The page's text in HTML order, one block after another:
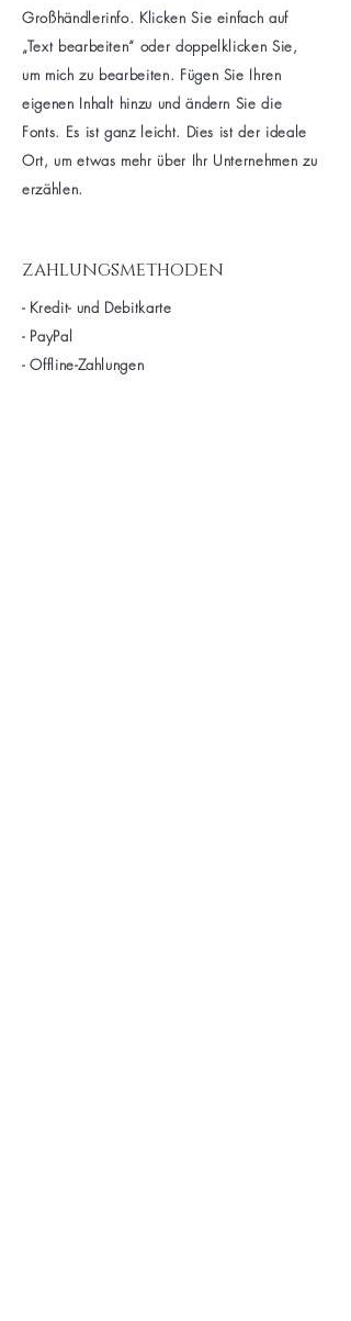
Großhändlerinfo. Klicken Sie einfach auf
„Text bearbeiten“ oder doppelklicken Sie,
um mich zu bearbeiten. Fügen Sie Ihren
eigenen Inhalt hinzu und ändern Sie die
Fonts. Es ist ganz leicht. Dies ist der ideale
Ort, um etwas mehr über Ihr Unternehmen zu
erzählen.
zahlungsmethoden
- Kredit- und Debitkarte
- PayPal
- Offline-Zahlungen